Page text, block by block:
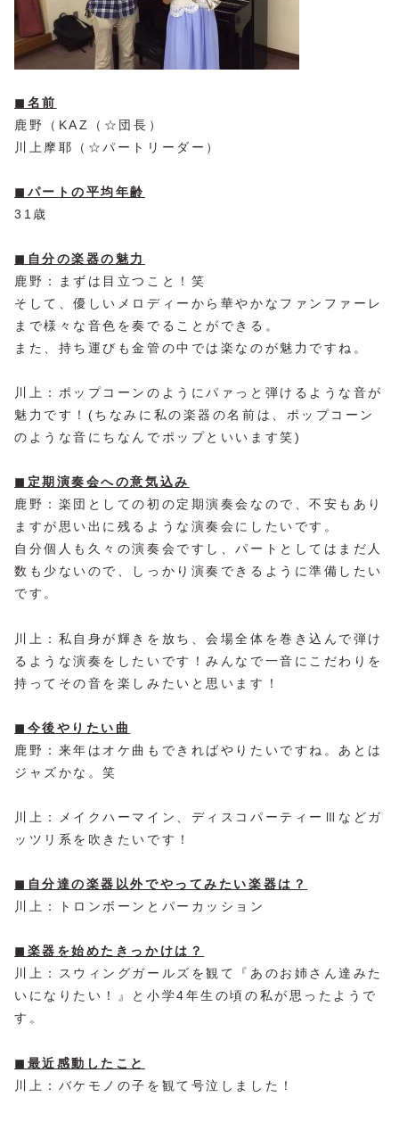
◼︎名前
鹿野（KAZ（☆団長）
川上摩耶（☆パートリーダー）
◼︎パートの平均年齢
31歳
◼︎自分の楽器の魅力
鹿野：まずは目立つこと！笑
そして、優しいメロディーから華やかなファンファーレ
まで様々な音色を奏でることができる。
また、持ち運びも金管の中では楽なのが魅力ですね。
川上：ポップコーンのようにパァっと弾けるような音が
魅力です！(ちなみに私の楽器の名前は、ポップコーン
のような音にちなんでポップといいます笑)
◼︎定期演奏会への意気込み
鹿野：楽団としての初の定期演奏会なので、不安もあり
ますが思い出に残るような演奏会にしたいです。
自分個人も久々の演奏会ですし、パートとしてはまだ人
数も少ないので、しっかり演奏できるように準備したい
です。
川上：私自身が輝きを放ち、会場全体を巻き込んで弾け
るような演奏をしたいです！みんなで一音にこだわりを
持ってその音を楽しみたいと思います！
◼︎今後やりたい曲
鹿野：来年はオケ曲もできればやりたいですね。あとは
ジャズかな。笑
川上：メイクハーマイン、ディスコパーティーⅢなどガ
ッツリ系を吹きたいです！
◼︎自分達の楽器以外でやってみたい楽器は？
川上：トロンボーンとパーカッション
◼︎楽器を始めたきっかけは？
川上：スウィングガールズを観て『あのお姉さん達みた
いになりたい！』と小学4年生の頃の私が思ったようで
す。
◼︎最近感動したこと
川上：バケモノの子を観て号泣しました！